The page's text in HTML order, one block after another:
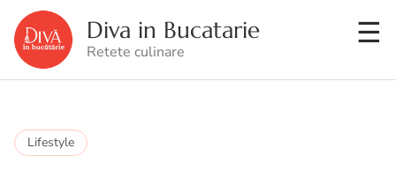
Diva in Bucatarie
Retete culinare
Lifestyle